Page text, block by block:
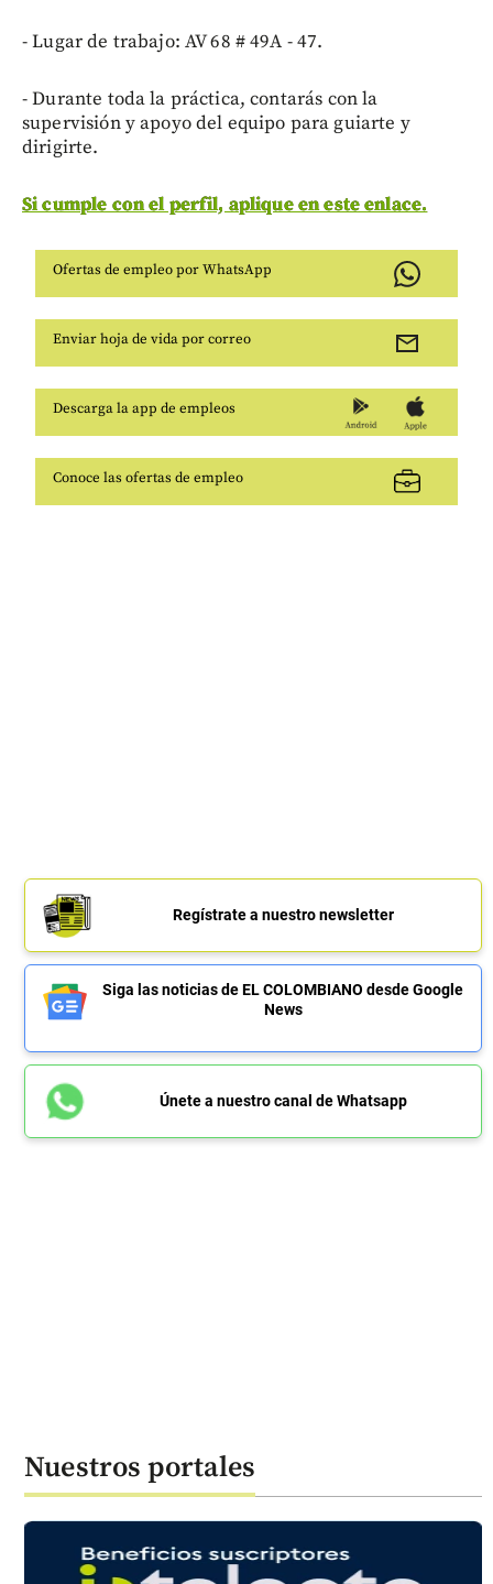
- Lugar de trabajo: AV 68 # 49A - 47.
- Durante toda la práctica, contarás con la
supervisión y apoyo del equipo para guiarte y
dirigirte.
Si cumple con el perfil, aplique en este enlace.
Ofertas de empleo por WhatsApp
Enviar hoja de vida por correo
Descarga la app de empleos
Conoce las ofertas de empleo
Regístrate a nuestro newsletter
Siga las noticias de EL COLOMBIANO desde Google
News
Únete a nuestro canal de Whatsapp
Nuestros portales